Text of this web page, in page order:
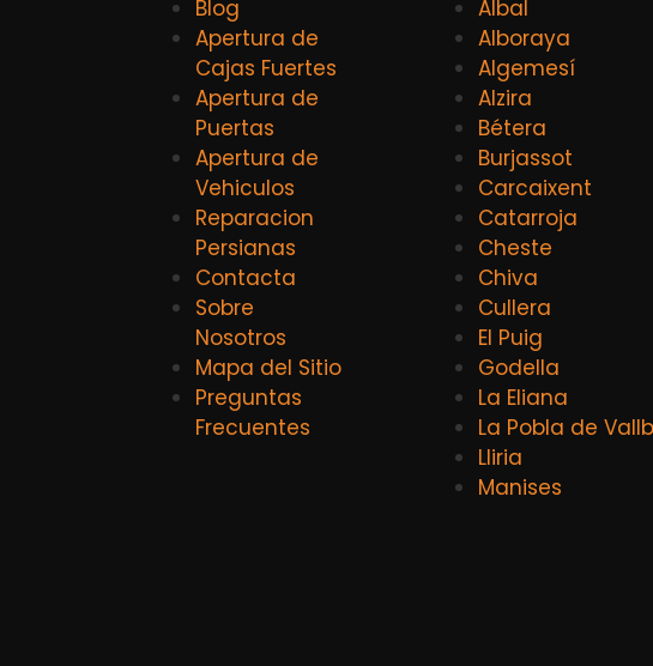
Blog
Apertura de
Cajas Fuertes
Apertura de
Puertas
Apertura de
Vehiculos
Reparacion
Persianas
Contacta
Sobre
Nosotros
Mapa del Sitio
Preguntas
Frecuentes
Albal
Alboraya
Algemesí
Alzira
Bétera
Burjassot
Carcaixent
Catarroja
Cheste
Chiva
Cullera
El Puig
Godella
La Eliana
La Pobla de
Lliria
Manises